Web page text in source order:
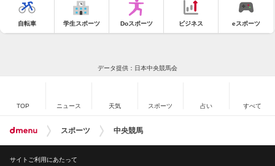
自転車 学生スポーツ Doスポーツ ビジネス eスポーツ
データ提供：日本中央競馬会
TOP ニュース 天気 スポーツ 占い すべて
スポーツ 中央競馬
サイトご利用にあたって